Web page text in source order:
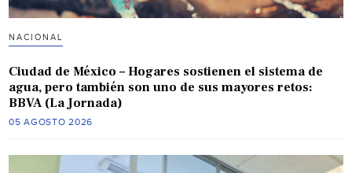
NACIONAL
Ciudad de México – Hogares sostienen el sistema de
agua, pero también son uno de sus mayores retos:
BBVA (La Jornada)
05 AGOSTO 2026